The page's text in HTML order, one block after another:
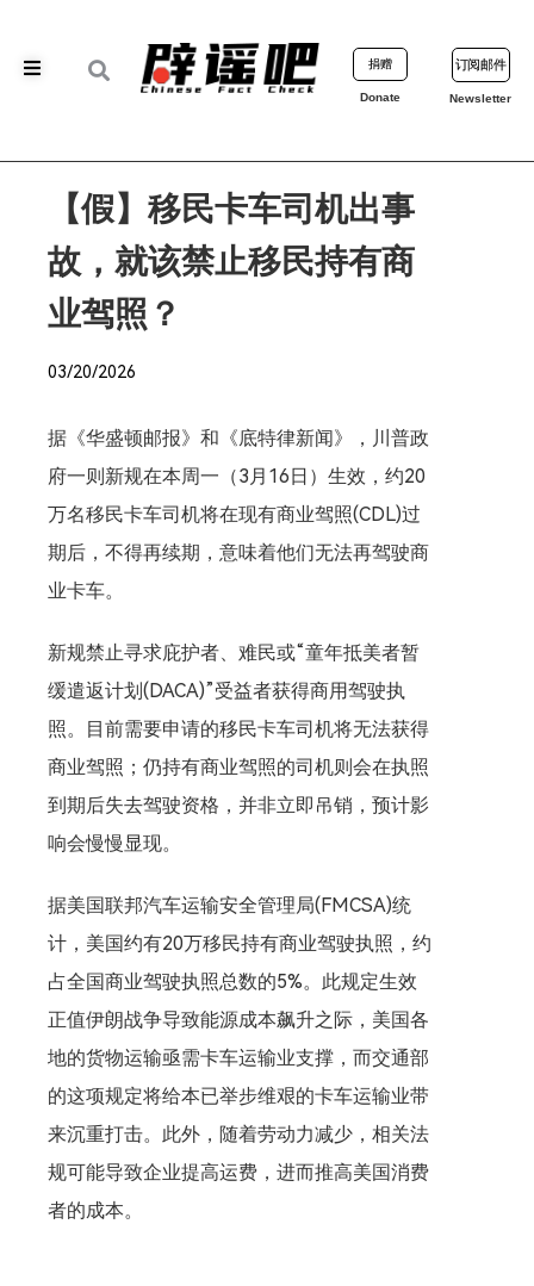
捐赠
Donate
订阅邮件
Newsletter
【假】移民卡车司机出事
故，就该禁止移民持有商
业驾照？
03/20/2026
据《华盛顿邮报》和《底特律新闻》，川普政
府一则新规在本周一（3月16日）生效，约20
万名移民卡车司机将在现有商业驾照(CDL)过
期后，不得再续期，意味着他们无法再驾驶商
业卡车。
新规禁止寻求庇护者、难民或“童年抵美者暂
缓遣返计划(DACA)”受益者获得商用驾驶执
照。目前需要申请的移民卡车司机将无法获得
商业驾照；仍持有商业驾照的司机则会在执照
到期后失去驾驶资格，并非立即吊销，预计影
响会慢慢显现。
据美国联邦汽车运输安全管理局(FMCSA)统
计，美国约有20万移民持有商业驾驶执照，约
占全国商业驾驶执照总数的5%。此规定生效
正值伊朗战争导致能源成本飙升之际，美国各
地的货物运输亟需卡车运输业支撑，而交通部
的这项规定将给本已举步维艰的卡车运输业带
来沉重打击。此外，随着劳动力减少，相关法
规可能导致企业提高运费，进而推高美国消费
者的成本。